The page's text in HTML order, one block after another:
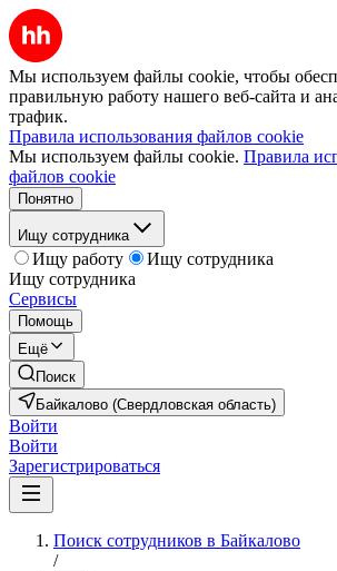
Мы используем файлы cookie, чтобы
правильную работу нашего веб-сайта и
трафик.
Правила использования файлов cookie
Мы используем файлы cookie. Правила
файлов cookie
Понятно
Ищу сотрудника
Ищу работу
Ищу сотрудника
Ищу сотрудника
Сервисы
Помощь
Ещё
Поиск
Байкалово (Свердловская область)
Войти
Войти
Зарегистрироваться
Поиск сотрудников в Байкалово
/